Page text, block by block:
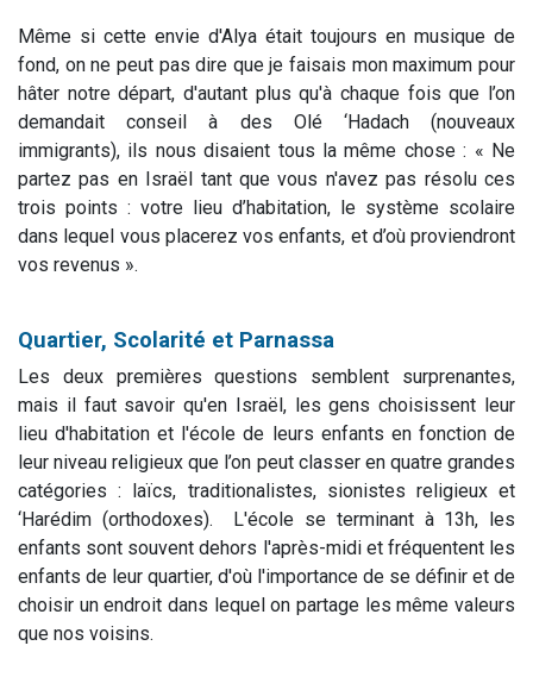
Même si cette envie d'Alya était toujours en musique de
fond, on ne peut pas dire que je faisais mon maximum pour
hâter notre départ, d'autant plus qu'à chaque fois que l’on
demandait conseil à des Olé ‘Hadach (nouveaux
immigrants), ils nous disaient tous la même chose : « Ne
partez pas en Israël tant que vous n'avez pas résolu ces
trois points : votre lieu d’habitation, le système scolaire
dans lequel vous placerez vos enfants, et d’où proviendront
vos revenus ».
Quartier, Scolarité et Parnassa
Les deux premières questions semblent surprenantes,
mais il faut savoir qu'en Israël, les gens choisissent leur
lieu d'habitation et l'école de leurs enfants en fonction de
leur niveau religieux que l’on peut classer en quatre grandes
catégories : laïcs, traditionalistes, sionistes religieux et
‘Harédim (orthodoxes). L'école se terminant à 13h, les
enfants sont souvent dehors l'après-midi et fréquentent les
enfants de leur quartier, d'où l'importance de se définir et de
choisir un endroit dans lequel on partage les même valeurs
que nos voisins.